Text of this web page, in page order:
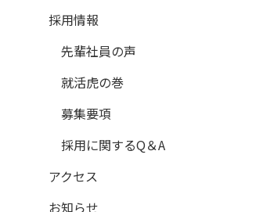
採用情報
先輩社員の声
就活虎の巻
募集要項
採用に関するQ＆A
アクセス
お知らせ